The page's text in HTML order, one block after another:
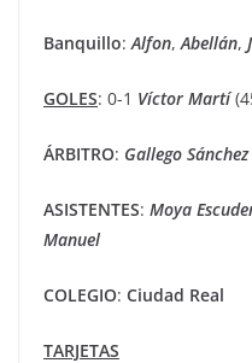
Banquillo:Alfon,Abellán,
GOLES: 0-1 Víctor Martí
ÁRBITRO: Gallego Sánchez
ASISTENTES: Moya
Manuel
COLEGIO: Ciudad Real
TARJETAS